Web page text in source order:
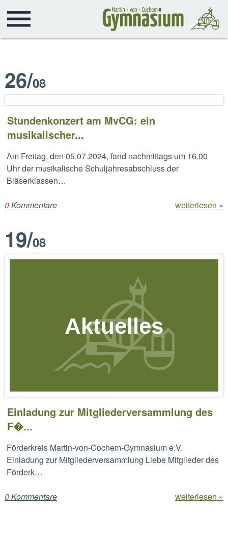
26/08
Stundenkonzert am MvCG: ein
musikalischer...
Am Freitag, den 05.07.2024, fand nachmittags um 16.00
Uhr der musikalische Schuljahresabschluss der
Bläserklassen…
0Kommentare weiterlesen »
19/08
Aktuelles
Einladung zur Mitgliederversammlung des
F�...
Förderkreis Martin-von-Cochem-Gymnasium e.V.
Einladung zur Mitgliederversammlung Liebe Mitglieder des
Förderk…
0Kommentare weiterlesen »